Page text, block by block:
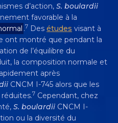
d’action, S. boulardii
favorable à la
.7 Des études visant à
ont montré que pendant la
de l’équilibre du
la composition normale et
après
CNCM I-745 alors que les
7 Cependant, chez
S. boulardii CNCM I-
ou la diversité du